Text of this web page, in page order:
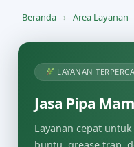
Beranda › Area Layanan
LAYANAN
Jasa Pipa
Layanan cepat
buntu, grease trap,